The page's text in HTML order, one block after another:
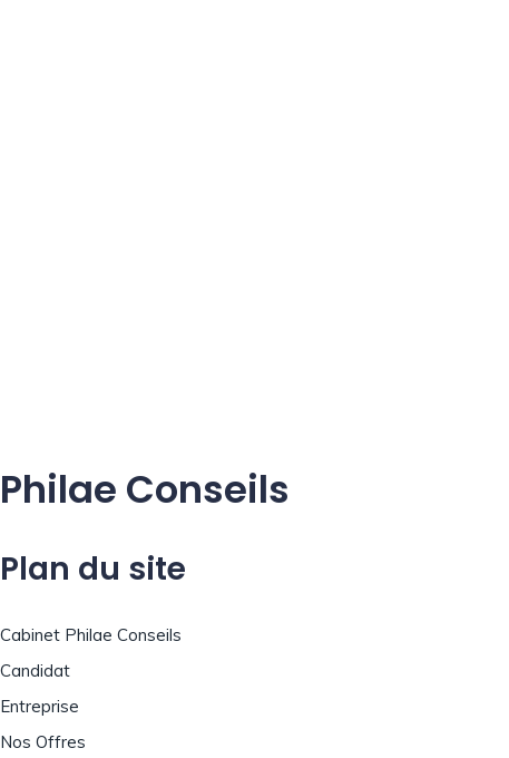
Philae Conseils
Plan du site
Cabinet Philae Conseils
Candidat
Entreprise
Nos Offres